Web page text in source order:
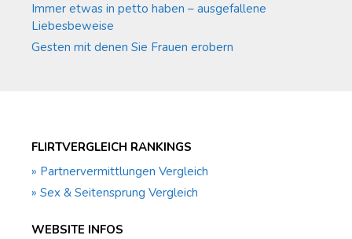
Immer etwas in petto haben – ausgefallene
Liebesbeweise
Gesten mit denen Sie Frauen erobern
FLIRTVERGLEICH RANKINGS
» Partnervermittlungen Vergleich
» Sex & Seitensprung Vergleich
WEBSITE INFOS